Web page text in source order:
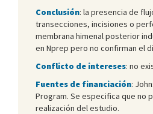
Conclusión: la presencia de
transecciones, incisiones o
membrana himenal posterior
en Nprep pero no confirman el
Conflicto de intereses: no
Fuentes de financiación:
Program. Se especifica que no
realización del estudio.